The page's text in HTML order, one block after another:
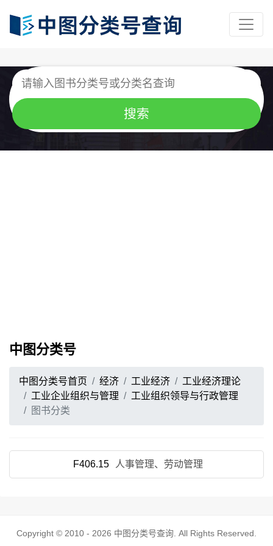
中图分类号
中图分类号首页 经济 工业经济
工业经济理论
工业企业组织与管理
工业组织领导与行政管理
图书分类
F406.15 人事管理、劳动管理
Copyright © 2010 - 2026 中图分类号查询 . All Rights Reserved.